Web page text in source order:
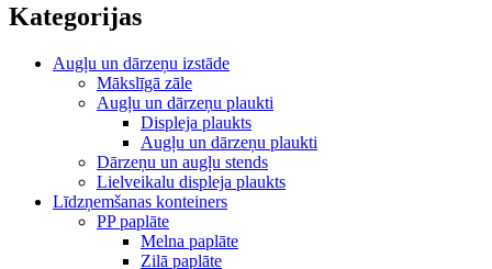
Kategorijas
Augļu un dārzeņu izstāde
Mākslīgā zāle
Augļu un dārzeņu plaukti
Displeja plaukts
Augļu un dārzeņu plaukti
Dārzeņu un augļu stends
Lielveikalu displeja plaukts
Līdzņemšanas konteiners
PP paplāte
Melna paplāte
Zilā paplāte